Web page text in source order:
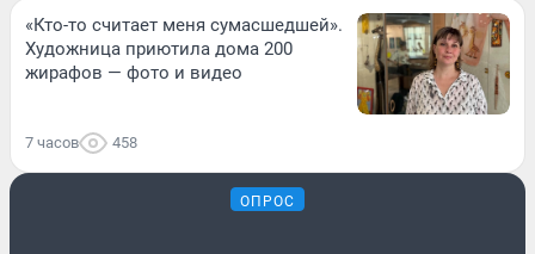
«Кто-то считает меня сумасшедшей».
Художница приютила дома 200
жирафов — фото и видео
7 часов 458
ОПРОС